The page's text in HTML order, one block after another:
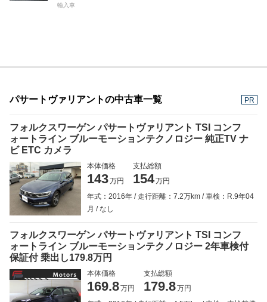
輸入車
パサートヴァリアントの中古車一覧 PR
フォルクスワーゲン パサートヴァリアント TSI コンフ
ォートライン ブルーモーションテクノロジー 純正TV ナ
ビ ETC カメラ
本体価格
143万円
支払総額
154万円
年式：2016年
走行距離：7.2万km
車検：R.9年04
月
なし
フォルクスワーゲン パサートヴァリアント TSI コンフ
ォートライン ブルーモーションテクノロジー 2年車検付
保証付 乗出し179.8万円
本体価格
169.8万円
支払総額
179.8万円